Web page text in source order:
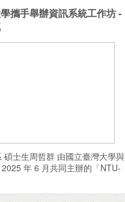
OpenFlow-Based
for Achieving High
Software-Defined
Generation with a Three-
Structuralize, and
攜手舉辦資訊系統工作坊 -
碩士生周哲群 由國立臺灣大學與
年 6 月共同主辦的「NTU-